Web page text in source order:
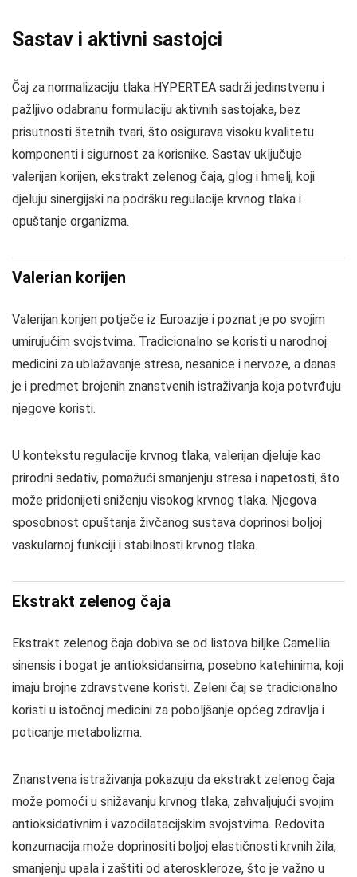
Sastav i aktivni sastojci
Čaj za normalizaciju tlaka HYPERTEA sadrži jedinstvenu i
pažljivo odabranu formulaciju aktivnih sastojaka, bez
prisutnosti štetnih tvari, što osigurava visoku kvalitetu
komponenti i sigurnost za korisnike. Sastav uključuje
valerijan korijen, ekstrakt zelenog čaja, glog i hmelj, koji
djeluju sinergijski na podršku regulacije krvnog tlaka i
opuštanje organizma.
Valerian korijen
Valerijan korijen potječe iz Euroazije i poznat je po svojim
umirujućim svojstvima. Tradicionalno se koristi u narodnoj
medicini za ublažavanje stresa, nesanice i nervoze, a danas
je i predmet brojenih znanstvenih istraživanja koja potvrđuju
njegove koristi.
U kontekstu regulacije krvnog tlaka, valerijan djeluje kao
prirodni sedativ, pomažući smanjenju stresa i napetosti, što
može pridonijeti sniženju visokog krvnog tlaka. Njegova
sposobnost opuštanja živčanog sustava doprinosi boljoj
vaskularnoj funkciji i stabilnosti krvnog tlaka.
Ekstrakt zelenog čaja
Ekstrakt zelenog čaja dobiva se od listova biljke Camellia
sinensis i bogat je antioksidansima, posebno katehinima, koji
imaju brojne zdravstvene koristi. Zeleni čaj se tradicionalno
koristi u istočnoj medicini za poboljšanje općeg zdravlja i
poticanje metabolizma.
Znanstvena istraživanja pokazuju da ekstrakt zelenog čaja
može pomoći u snižavanju krvnog tlaka, zahvaljujući svojim
antioksidativnim i vazodilatacijskim svojstvima. Redovita
konzumacija može doprinositi boljoj elastičnosti krvnih žila,
smanjenju upala i zaštiti od ateroskleroze, što je važno u